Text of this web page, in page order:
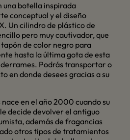
una botella inspirada
conceptual y el diseño
Un cilindro de plástico de
pero muy cautivador, que
de color negro para
hasta la última gota de esta
Podrás transportar o
en donde desees gracias a su
en el año 2000 cuando su
decide devolver el antiguo
además de fragancias
otros tipos de tratamientos